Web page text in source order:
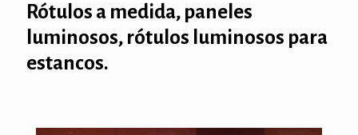
Rótulos a medida, paneles
luminosos, rótulos luminosos para
estancos.